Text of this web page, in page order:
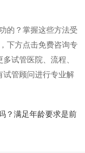
的？掌握这些方法受
下方点击免费咨询专
试管医院、流程、
试管顾问进行专业解
？满足年龄要求是前